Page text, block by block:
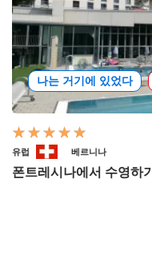
나는 거기에 있었다
유럽 베르니나
폰트레시나에서 수영하기